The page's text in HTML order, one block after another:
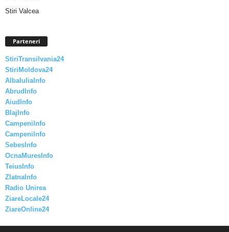
Stiri Valcea
Parteneri
StiriTransilvania24
StiriMoldova24
AlbaIuliaInfo
AbrudInfo
AiudInfo
BlajInfo
CampeniInfo
CampeniInfo
SebesInfo
OcnaMuresInfo
TeiusInfo
ZlatnaInfo
Radio Unirea
ZiareLocale24
ZiareOnline24